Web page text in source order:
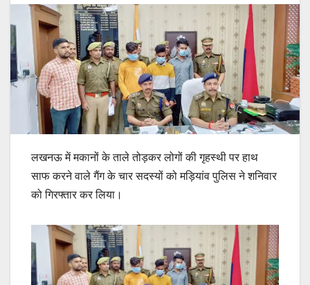
लखनऊ में मकानों के ताले तोड़कर लोगों की गृहस्थी पर हाथ
साफ करने वाले गैंग के चार सदस्यों को मड़ियांव पुलिस ने शनिवार
को गिरफ्तार कर लिया।